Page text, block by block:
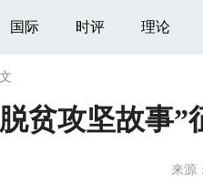
国际 时评 理论
贫攻坚故事
来源：